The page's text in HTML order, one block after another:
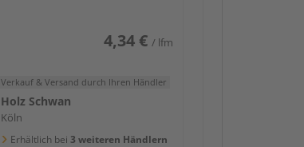
4,34 € / lfm
Verkauf & Versand durch Ihren Händler
Holz Schwan
Köln
Erhältlich bei 3 weiteren Händlern